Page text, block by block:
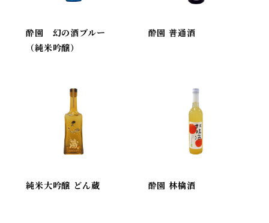
酔園 幻の酒ブルー
（純米吟醸）
酔園 普通酒
純米大吟醸 どん蔵 酔園 林檎酒